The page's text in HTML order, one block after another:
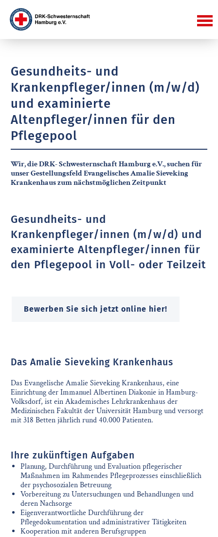
Gesundheits- und
Krankenpfleger/innen (m/w/d)
und examinierte
Altenpfleger/innen für den
Pflegepool
Wir, die DRK- Schwesternschaft Hamburg e.V., suchen für
unser Gestellungsfeld Evangelisches Amalie Sieveking
Krankenhaus zum nächstmöglichen Zeitpunkt
Gesundheits- und
Krankenpfleger/innen (m/w/d) und
examinierte Altenpfleger/innen für
den Pflegepool in Voll- oder Teilzeit
Bewerben Sie sich jetzt online hier!
Das Amalie Sieveking Krankenhaus
Das Evangelische Amalie Sieveking Krankenhaus, eine
Einrichtung der Immanuel Albertinen Diakonie in Hamburg-
Volksdorf, ist ein Akademisches Lehrkrankenhaus der
Medizinischen Fakultät der Universität Hamburg und versorgt
mit 318 Betten jährlich rund 40.000 Patienten.
Ihre zukünftigen Aufgaben
Planung, Durchführung und Evaluation pflegerischer
Maßnahmen im Rahmendes Pflegeprozesses einschließlich
der psychosozialen Betreuung
Vorbereitung zu Untersuchungen und Behandlungen und
deren Nachsorge
Eigenverantwortliche Durchführung der
Pflegedokumentation und administrativer Tätigkeiten
Kooperation mit anderen Berufsgruppen